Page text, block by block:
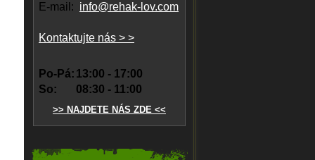
E-mail: info@rehak-lov.com
Kontaktujte nás > >
Po-Pá: 13:00 - 17:00
So:
08:30 - 11:00
>> NAJDETE NÁS ZDE <<